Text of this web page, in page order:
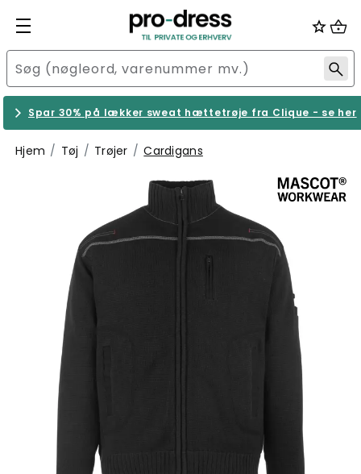
Spar 30% på lækker sweat hættetrøje fra Clique - se her
Hjem Tøj Trøjer Cardigans